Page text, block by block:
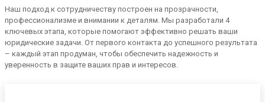
Наш подход к сотрудничеству построен на прозрачности,
профессионализме и внимании к деталям. Мы разработали 4
ключевых этапа, которые помогают эффективно решать ваши
юридические задачи. От первого контакта до успешного результата
– каждый этап продуман, чтобы обеспечить надежность и
уверенность в защите ваших прав и интересов.